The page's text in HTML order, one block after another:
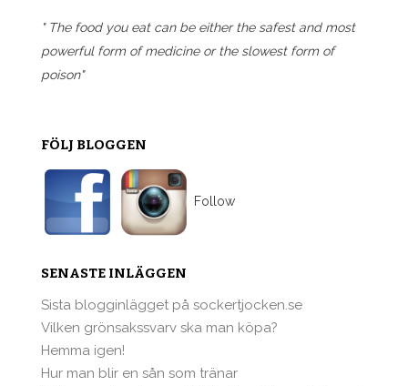
" The food you eat can be either the safest and most
powerful form of medicine or the slowest form of
poison"
FÖLJ BLOGGEN
Follow
SENASTE INLÄGGEN
Sista blogginlägget på sockertjocken.se
Vilken grönsakssvarv ska man köpa?
Hemma igen!
Hur man blir en sån som tränar